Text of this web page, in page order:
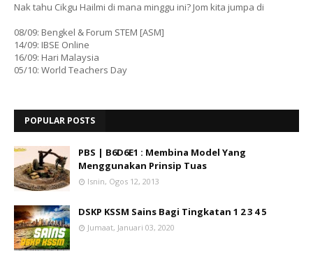
Nak tahu Cikgu Hailmi di mana minggu ini? Jom kita jumpa di
08/09: Bengkel & Forum STEM [ASM]
14/09: IBSE Online
16/09: Hari Malaysia
05/10: World Teachers Day
POPULAR POSTS
PBS | B6D6E1 : Membina Model Yang
Menggunakan Prinsip Tuas
Isnin, Ogos 12, 2013
DSKP KSSM Sains Bagi Tingkatan 1 2 3 4 5
Jumaat, Januari 03, 2020